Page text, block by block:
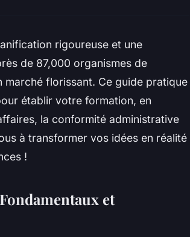
rigoureuse et une
de 87,000 organismes de
florissant. Ce guide pratique
établir votre formation, en
la conformité administrative
à transformer vos idées en réalité
!
et